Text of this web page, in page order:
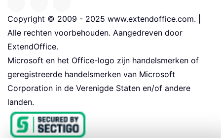
Copyright © 2009 - 2025 www.extendoffice.com. |
Alle rechten voorbehouden. Aangedreven door
ExtendOffice.
Microsoft en het Office-logo zijn handelsmerken of
geregistreerde handelsmerken van Microsoft
Corporation in de Verenigde Staten en/of andere
landen.